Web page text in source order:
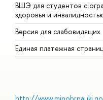
ВШЭ для студентов с
здоровья и
Версия для слабовидящих
Единая платежная